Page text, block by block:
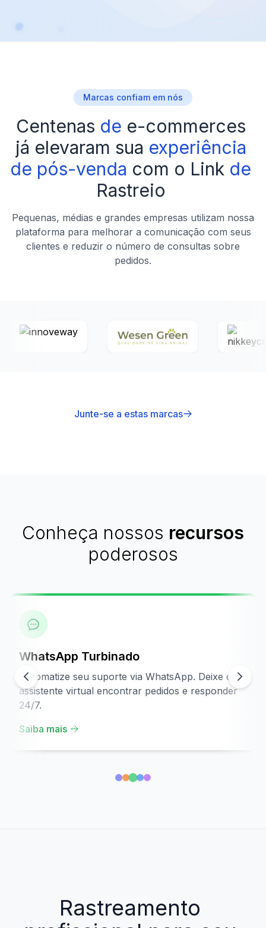
Marcas confiam em nós
Centenas de e-commerces
já elevaram sua experiência
de pós-venda com o Link de
Rastreio
Pequenas, médias e grandes empresas utilizam nossa
plataforma para melhorar a comunicação com seus
clientes e reduzir o número de consultas sobre
pedidos.
Junte-se a estas marcas
Conheça nossos recursos
poderosos
WhatsApp Turbinado
Automatize seu suporte via WhatsApp. Deixe o
assistente virtual encontrar pedidos e responder
24/7.
Saiba mais
Rastreamento